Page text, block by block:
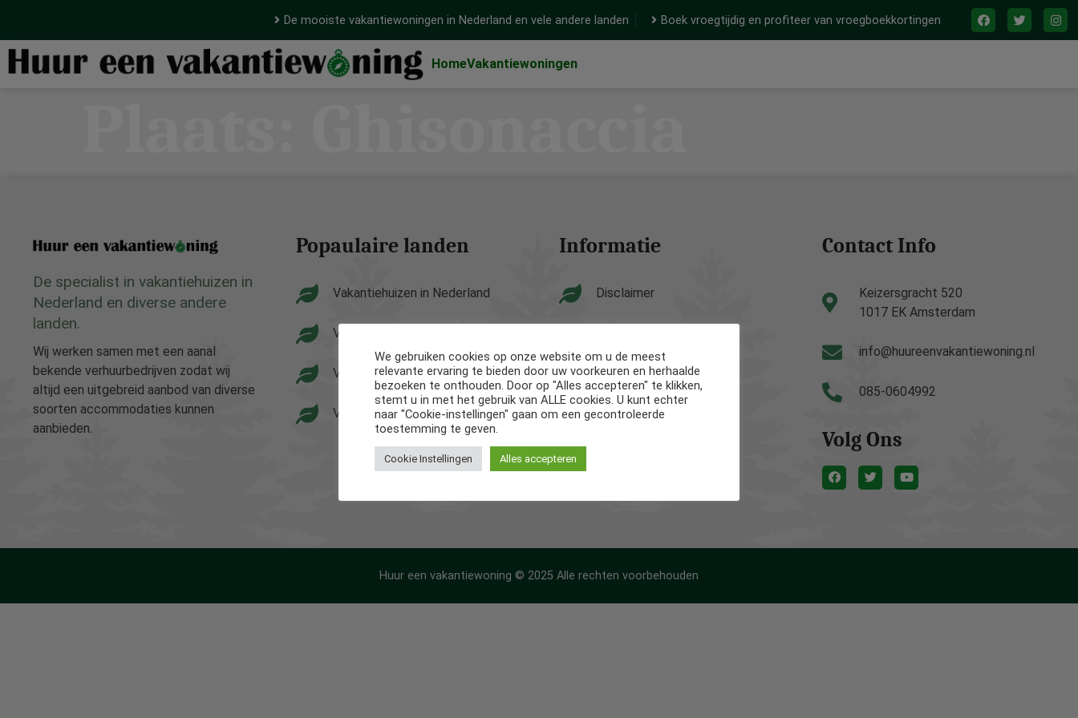
De mooiste vakantiewoningen in Nederland en vele andere landen Boek vroegtijdig en profiteer van vroegboekkortingen
HomeVakantiewoningen
De specialist in vakantiehuizen in
Nederland en diverse andere
landen.
Wij werken samen met een aanal
bekende verhuurbedrijven zodat wij
altijd een uitgebreid aanbod van diverse
soorten accommodaties kunnen
aanbieden.
Popaulaire landen
Vakantiehuizen in Nederland
Vakantiehuizen in België
Vakantiehuizen in Frankrijk
Vakantiehuizen in Spanje
Informatie
Disclaimer
Contact Info
Keizersgracht 520
1017 EK Amsterdam
info@huureenvakantiewoning.nl
085-0604992
Volg Ons
Huur een vakantiewoning © 2025 Alle rechten voorbehouden
We gebruiken cookies op onze website om u de meest
relevante ervaring te bieden door uw voorkeuren en herhaalde
bezoeken te onthouden. Door op "Alles accepteren" te klikken,
stemt u in met het gebruik van ALLE cookies. U kunt echter
naar "Cookie-instellingen" gaan om een gecontroleerde
toestemming te geven.
Cookie Instellingen Alles accepteren